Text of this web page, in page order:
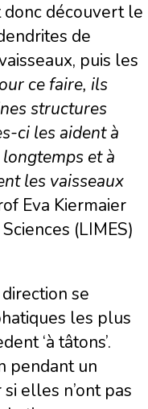
donc découvert le
de
puis les
ce faire, ils
structures
ci les aident à
et à
les vaisseaux
Eva Kiermaier
(LIMES)
se
les plus
‘à tâtons’.
pendant un
elles n’ont pas